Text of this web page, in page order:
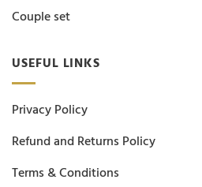
Couple set
USEFUL LINKS
Privacy Policy
Refund and Returns Policy
Terms & Conditions